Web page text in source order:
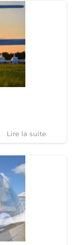
Lire la suite